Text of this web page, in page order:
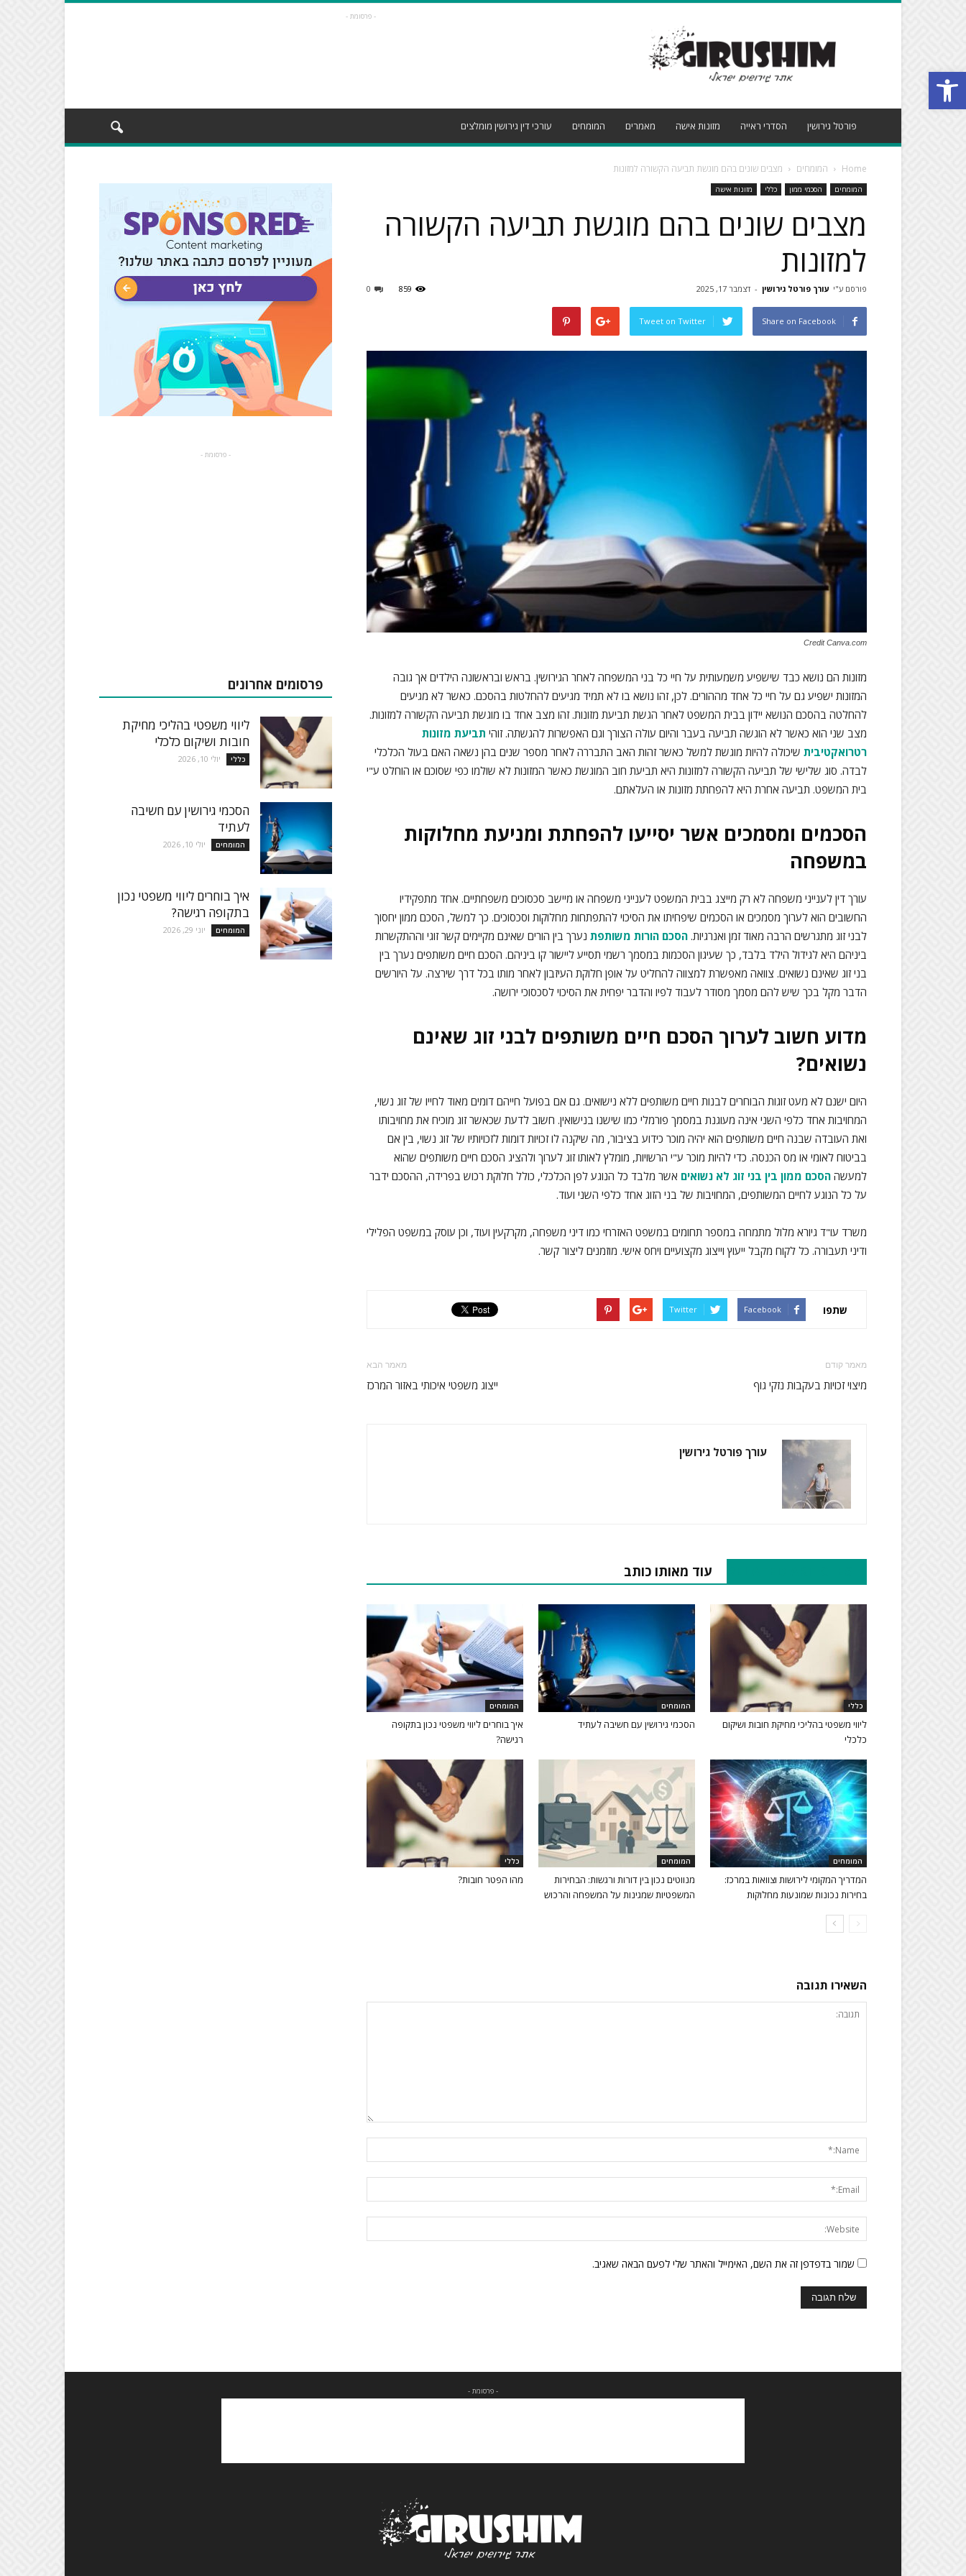
פתח סרגל נגישות
גירושין
- פרסומת -
פורטל גירושין הסדרי ראייה מזונות אישה מאמרים המומחים עורכי דין גירושין מומלצים
Home המומחים מצבים שונים בהם מוגשת תביעה הקשורה למזונות
המומחים הסכמי ממון כללי מזונות אישה
מצבים שונים בהם מוגשת תביעה הקשורה
למזונות
פורסם ע"י עורך פורטל גירושין - דצמבר 17, 2025 0 859
Share on Facebook
Tweet on Twitter
Credit Canva.com
מזונות הם נושא כבד שישפיע משמעותית על חיי כל בני המשפחה לאחר הגירושין. בראש ובראשונה הילדים אך גובה
המזונות ישפיע גם על חיי כל אחד מההורים. לכן, זהו נושא בו לא תמיד מגיעים להחלטות בהסכם. כאשר לא מגיעים
להחלטה בהסכם הנושא יידון בבית המשפט לאחר הגשת תביעת מזונות. זהו מצב אחד בו מוגשת תביעה הקשורה למזונות.
מצב שני הוא כאשר לא הוגשה תביעה בעבר והיום עולה הצורך וגם האפשרות להגשתה. זוהי תביעת מזונות
רטרואקטיבית שיכולה להיות מוגשת למשל כאשר זהות האב התבררה לאחר מספר שנים בהן נשאה האם בעול הכלכלי
לבדה. סוג שלישי של תביעה הקשורה למזונות היא תביעת חוב המוגשת כאשר המזונות לא שולמו כפי שסוכם או הוחלט ע"י
בית המשפט. תביעה אחרת היא להפחתת מזונות או העלאתם.
הסכמים ומסמכים אשר יסייעו להפחתת ומניעת מחלוקות
במשפחה
עורך דין לענייני משפחה לא רק מייצג בבית המשפט לענייני משפחה או מיישב סכסוכים משפחתיים. אחד מתפקידיו
החשובים הוא לערוך מסמכים או הסכמים שיפחיתו את הסיכוי להתפתחות מחלוקות וסכסוכים. כך למשל, הסכם ממון יחסוך
לבני זוג מתגרשים הרבה מאוד זמן ואנרגיות. הסכם הורות משותפת נערך בין הורים שאינם מקיימים קשר זוגי וההתקשרות
ביניהם היא לגידול הילד בלבד, כך שעיגון הסכמות במסמך רשמי תסייע ליישור קו ביניהם. הסכם חיים משותפים נערך בין
בני זוג שאינם נשואים. צוואה מאפשרת למצווה להחליט על אופן חלוקת העיזבון לאחר מותו בכל דרך שירצה. על היורשים
הדבר מקל בכך שיש להם מסמך מסודר לעבוד לפיו והדבר יפחית את הסיכוי לסכסוכי ירושה.
מדוע חשוב לערוך הסכם חיים משותפים לבני זוג שאינם
נשואים?
היום ישנם לא מעט זוגות הבוחרים לבנות חיים משותפים ללא נישואים. גם אם בפועל חייהם דומים מאוד לחייו של זוג נשוי,
המחויבות אחד כלפי השני אינה מעוגנת במסמך פורמלי כמו שישנו בנישואין. חשוב לדעת שכאשר זוג מוכיח את מחויבותו
ואת העובדה שבנה חיים משותפים הוא יהיה מוכר כידוע בציבור, מה שיקנה לו זכויות דומות לזכויותיו של זוג נשוי, בין אם
בביטוח לאומי או מס הכנסה. כדי להיות מוכר ע"י הרשויות, מומלץ לאותו זוג לערוך ולהציג הסכם חיים משותפים שהוא
למעשה הסכם ממון בין בני זוג לא נשואים אשר מלבד כל הנוגע לפן הכלכלי, כולל חלוקת רכוש בפרידה, ההסכם ידבר
על כל הנוגע לחיים המשותפים, המחויבות של בני הזוג אחד כלפי השני ועוד.
משרד עו"ד גיורא מלול מתמחה במספר תחומים במשפט האזרחי כמו דיני משפחה, מקרקעין ועוד, וכן עוסק במשפט הפלילי
ודיני תעבורה. כל לקוח מקבל ייעוץ וייצוג מקצועיים ויחס אישי. מוזמנים ליצור קשר.
שתפו Facebook
Twitter
מאמר קודם
מיצוי זכויות בעקבות נזקי גוף
מאמר הבא
ייצוג משפטי איכותי באזור המרכז
עורך פורטל גירושין
עוד מאותו כותב
כללי
ליווי משפטי בהליכי מחיקת חובות ושיקום
כלכלי
המומחים
הסכמי גירושין עם חשיבה לעתיד
המומחים
איך בוחרים ליווי משפטי נכון בתקופה
רגישה?
המומחים
המדריך המקומי לירושות וצוואות במרכז:
בחירות נכונות שמונעות מחלוקות
המומחים
מנווטים נכון בין דורות ורגשות: הבחירות
המשפטיות שמגינות על המשפחה והרכוש
כללי
מהו הפטר חובות?
השאירו תגובה
שמור בדפדפן זה את השם, האימייל והאתר שלי לפעם הבאה שאגיב.
- פרסומת -
פרסומים אחרונים
ליווי משפטי בהליכי מחיקת
חובות ושיקום כלכלי
כללי יולי 10, 2026
הסכמי גירושין עם חשיבה
לעתיד
המומחים יולי 10, 2026
איך בוחרים ליווי משפטי נכון
בתקופה רגישה?
המומחים יוני 29, 2026
- פרסומת -